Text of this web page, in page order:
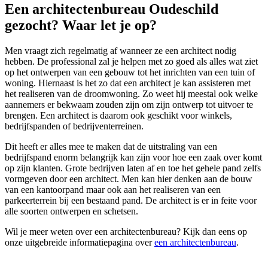
Een architectenbureau Oudeschild
gezocht? Waar let je op?
Men vraagt zich regelmatig af wanneer ze een architect nodig
hebben. De professional zal je helpen met zo goed als alles wat ziet
op het ontwerpen van een gebouw tot het inrichten van een tuin of
woning. Hiernaast is het zo dat een architect je kan assisteren met
het realiseren van de droomwoning. Zo weet hij meestal ook welke
aannemers er bekwaam zouden zijn om zijn ontwerp tot uitvoer te
brengen. Een architect is daarom ook geschikt voor winkels,
bedrijfspanden of bedrijventerreinen.
Dit heeft er alles mee te maken dat de uitstraling van een
bedrijfspand enorm belangrijk kan zijn voor hoe een zaak over komt
op zijn klanten. Grote bedrijven laten af en toe het gehele pand zelfs
vormgeven door een architect. Men kan hier denken aan de bouw
van een kantoorpand maar ook aan het realiseren van een
parkeerterrein bij een bestaand pand. De architect is er in feite voor
alle soorten ontwerpen en schetsen.
Wil je meer weten over een architectenbureau? Kijk dan eens op
onze uitgebreide informatiepagina overeen architectenbureau.